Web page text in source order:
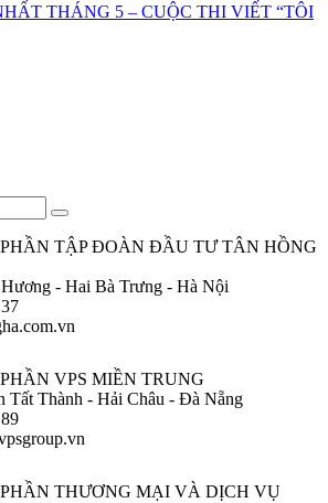
THÁNG 5 – CUỘC THI VIẾT “TÔI
TẬP ĐOÀN ĐẦU TƯ TÂN HỒNG
- Hai Bà Trưng - Hà Nội
VPS MIỀN TRUNG
Tất Thành - Hải Châu - Đà Nẵng
THƯƠNG MẠI VÀ DỊCH VỤ